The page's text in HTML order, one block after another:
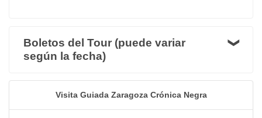
Boletos del Tour (puede variar
según la fecha)
Visita Guiada Zaragoza Crónica Negra